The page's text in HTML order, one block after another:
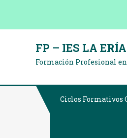
FP – IES LA ERÍA
Formación Profesional en
Ciclos Formativos